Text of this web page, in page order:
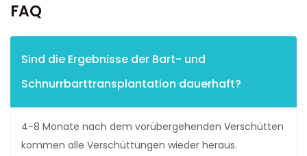
FAQ
Sind die Ergebnisse der Bart- und
Schnurrbarttransplantation dauerhaft?
4-8 Monate nach dem vorübergehenden Verschütten
kommen alle Verschüttungen wieder heraus.